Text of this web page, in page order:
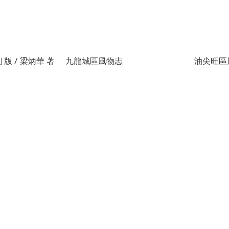
版 / 梁炳華 著 九龍城區風物志 油尖旺區